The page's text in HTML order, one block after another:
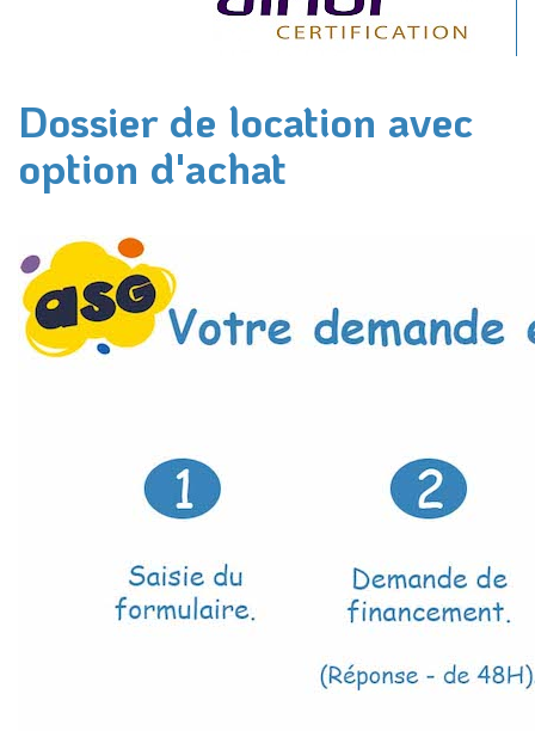
Dossier de location avec
option d'achat